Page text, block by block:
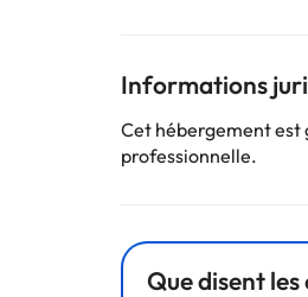
Informations
Cet hébergement est
professionnelle.
Que disent